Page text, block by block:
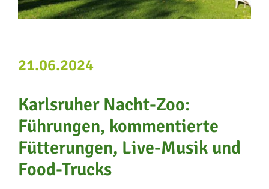
21.06.2024
Karlsruher Nacht-Zoo:
Führungen, kommentierte
Fütterungen, Live-Musik und
Food-Trucks